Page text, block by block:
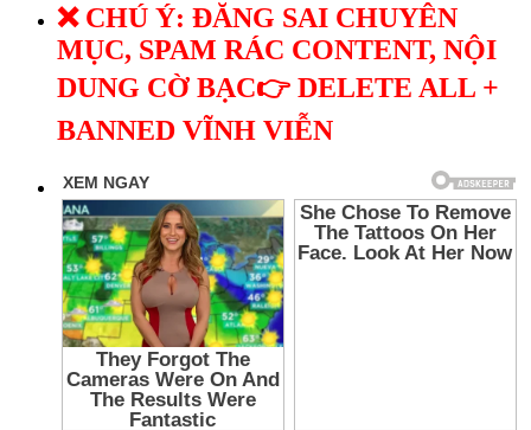
❌ CHÚ Ý: ĐĂNG SAI CHUYÊN
MỤC, SPAM RÁC CONTENT, NỘI
DUNG CỜ BẠC👉 DELETE ALL +
BANNED VĨNH VIỄN